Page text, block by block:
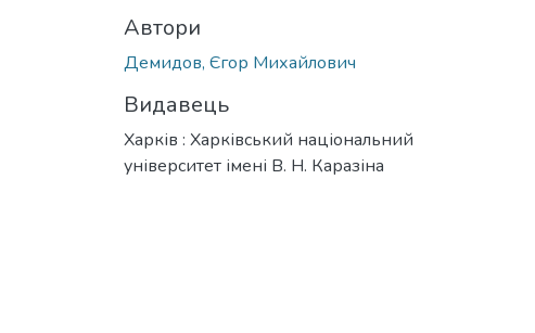
Автори
Демидов, Єгор Михайлович
Видавець
Харків : Харківський національний
університет імені В. Н. Каразіна